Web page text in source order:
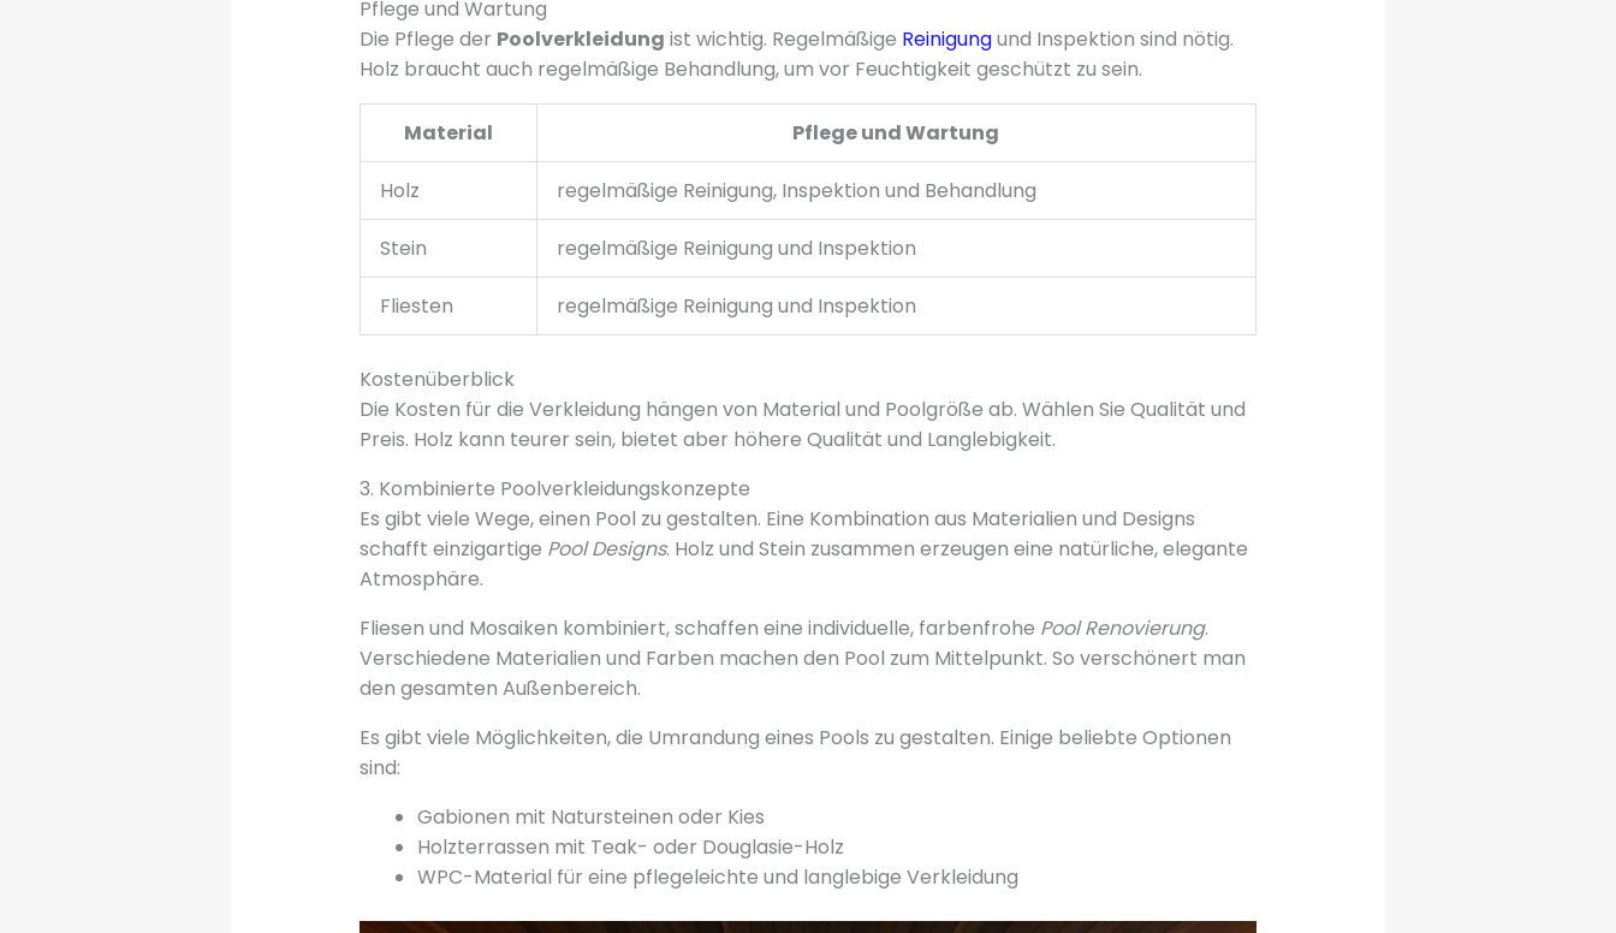
Pflege und Wartung
Die Pflege der Poolverkleidung ist wichtig. Regelmäßige Reinigungund Inspektion sind nötig.
Holz braucht auch regelmäßige Behandlung, um vor Feuchtigkeit geschützt zu sein.
Material Pflege und Wartung
Holz regelmäßige Reinigung, Inspektion und Behandlung
Stein regelmäßige Reinigung und Inspektion
Fliesten regelmäßige Reinigung und Inspektion
Kostenüberblick
Die Kosten für die Verkleidung hängen von Material und Poolgröße ab. Wählen Sie Qualität und
Preis. Holz kann teurer sein, bietet aber höhere Qualität und Langlebigkeit.
3. Kombinierte Poolverkleidungskonzepte
Es gibt viele Wege, einen Pool zu gestalten. Eine Kombination aus Materialien und Designs
schafft einzigartige Pool Designs. Holz und Stein zusammen erzeugen eine natürliche, elegante
Atmosphäre.
Fliesen und Mosaiken kombiniert, schaffen eine individuelle, farbenfrohe Pool Renovierung.
Verschiedene Materialien und Farben machen den Pool zum Mittelpunkt. So verschönert man
den gesamten Außenbereich.
Es gibt viele Möglichkeiten, die Umrandung eines Pools zu gestalten. Einige beliebte Optionen
sind:
Gabionen mit Natursteinen oder Kies
Holzterrassen mit Teak- oder Douglasie-Holz
WPC-Material für eine pflegeleichte und langlebige Verkleidung